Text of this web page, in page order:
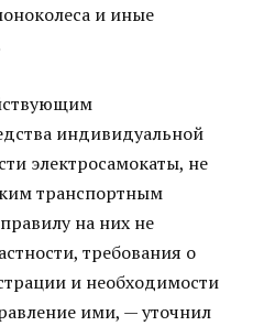
и иные
индивидуальной
электросамокаты, не
транспортным
на них не
требования о
и необходимости
ими, — уточнил